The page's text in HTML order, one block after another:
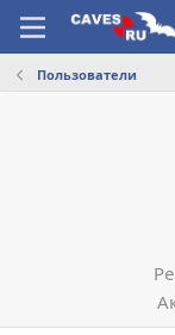
Пользователи